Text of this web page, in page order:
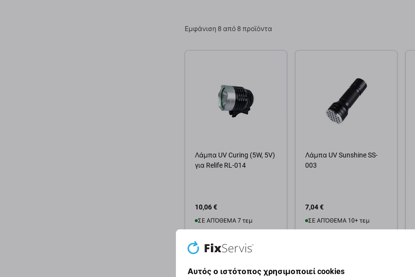
Εμφάνιση 8 από 8 προϊόντα
Λάμπα UV Curing (5W, 5V)
για Relife RL-014
10,06 €
ΣΕ ΑΠΌΘΕΜΑ 7 τεμ
Προσθήκη στο καλάθι
Λάμπα UV Sunshine SS-
003
7,04 €
ΣΕ ΑΠΌΘΕΜΑ 10+ τεμ
Αυτός ο ιστότοπος χρησιμοποιεί cookies